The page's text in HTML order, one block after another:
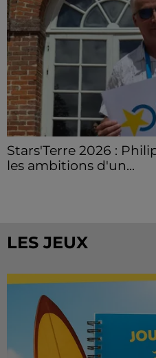
Stars'Terre 2026 :
les ambitions d'un...
LES JEUX